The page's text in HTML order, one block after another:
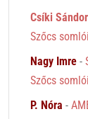
Csíki Sándor
Szőcs
Nagy Imre -
Szőcs
P. Nóra -